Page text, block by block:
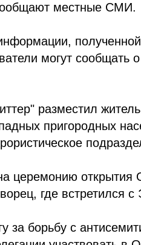
местные СМИ.
могут сообщать
разместил
пригородных
церемонию открытия
где встретился
за борьбу с